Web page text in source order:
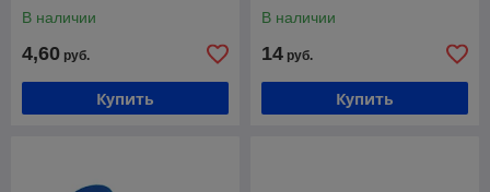
В наличии
4,60 руб.
Купить
В наличии
14 руб.
Купить